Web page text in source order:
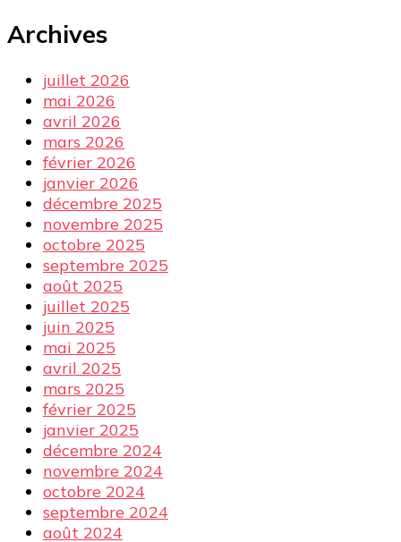
Archives
juillet 2026
mai 2026
avril 2026
mars 2026
février 2026
janvier 2026
décembre 2025
novembre 2025
octobre 2025
septembre 2025
août 2025
juillet 2025
juin 2025
mai 2025
avril 2025
mars 2025
février 2025
janvier 2025
décembre 2024
novembre 2024
octobre 2024
septembre 2024
août 2024